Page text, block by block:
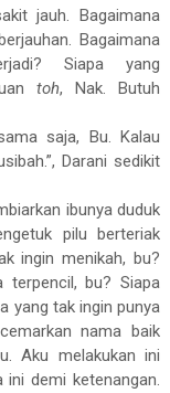
jauh. Bagaimana
Bagaimana
Siapa yang
toh, Nak. Butuh
saja, Bu. Kalau
Darani sedikit
ibunya duduk
pilu berteriak
ingin menikah, bu?
terpencil, bu? Siapa
yang tak ingin punya
nama baik
Aku melakukan ini
ini demi ketenangan.